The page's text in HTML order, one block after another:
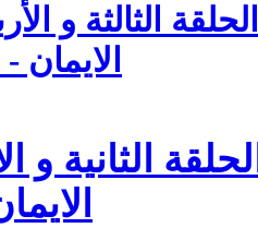
الثالثة و
الايمان
الثانية و